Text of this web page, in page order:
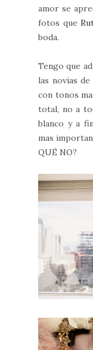
amor se
fotos que
boda.
Tengo que
las novias
con tonos
total, no a
blanco y a
mas
QUÉ NO?